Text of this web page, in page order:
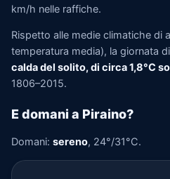
km/h nelle raffiche.
Rispetto alle medie climatiche di
temperatura media), la giornata
calda del solito, di circa 1,8°C
1806–2015.
E domani a Piraino?
Domani: sereno, 24°/31°C.